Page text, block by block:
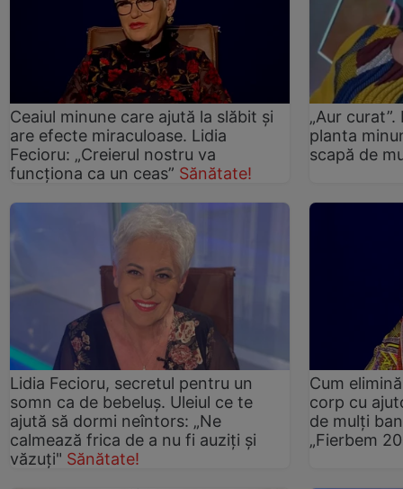
Ceaiul minune care ajută la slăbit și
are efecte miraculoase. Lidia
Fecioru: „Creierul nostru va
funcționa ca un ceas” Sănătate!
„Aur
planta
scapă de
Lidia Fecioru, secretul pentru un
somn ca de bebeluș. Uleiul ce te
ajută să dormi neîntors: „Ne
calmează frica de a nu fi auziți și
văzuți" Sănătate!
Cum
corp cu
de mulți
„Fierbem